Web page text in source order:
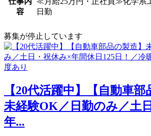
容
日勤
募集が停止しています
【20代活躍中】【自動車部
未経験OK／日勤のみ／土
年...